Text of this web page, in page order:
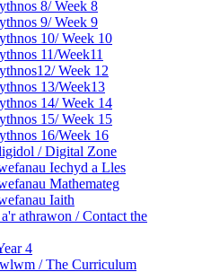
8/ Week 8
9/ Week 9
10/ Week 10
11/Week11
Week 12
13/Week13
14/ Week 14
15/ Week 15
16/Week 16
/ Digital Zone
Iechyd a Lles
Mathemateg
Iaith
athrawon / Contact the
4
/ The Curriculum